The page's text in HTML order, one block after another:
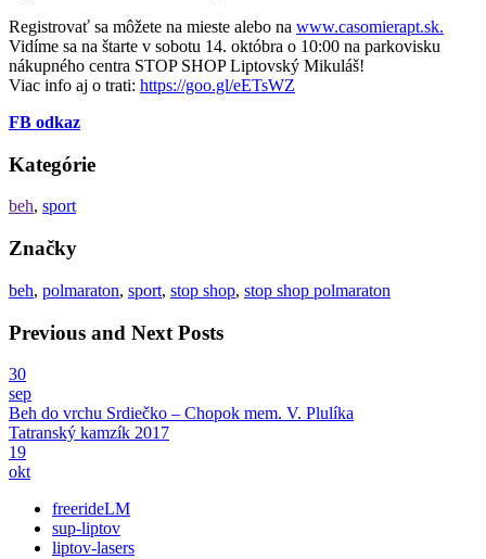
Registrovať sa môžete na mieste alebo na www.casomierapt.sk.
Vidíme sa na štarte v sobotu 14. októbra o 10:00 na parkovisku
nákupného centra STOP SHOP Liptovský Mikuláš!
Viac info aj o trati: https://goo.gl/eETsWZ
FB odkaz
Kategórie
beh, sport
Značky
beh, polmaraton, sport, stop shop, stop shop polmaraton
Previous and Next Posts
30
sep
Beh do vrchu Srdiečko – Chopok mem. V. Plulíka
Tatranský kamzík 2017
19
okt
freerideLM
sup-liptov
liptov-lasers